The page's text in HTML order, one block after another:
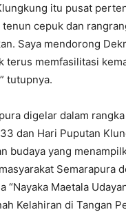
itu pusat
cepuk dan
Saya mendorong
terus memfasilitasi
tutupnya.
digelar dalam
dan Hari Puputan
budaya yang
Semarapura
“Nayaka Maetala
Kelahiran di Tangan